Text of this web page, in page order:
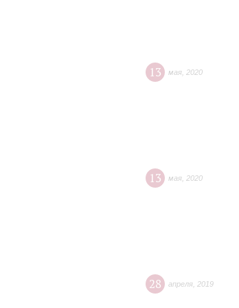
13 мая 2020
13 мая 2020
28 апреля 2019